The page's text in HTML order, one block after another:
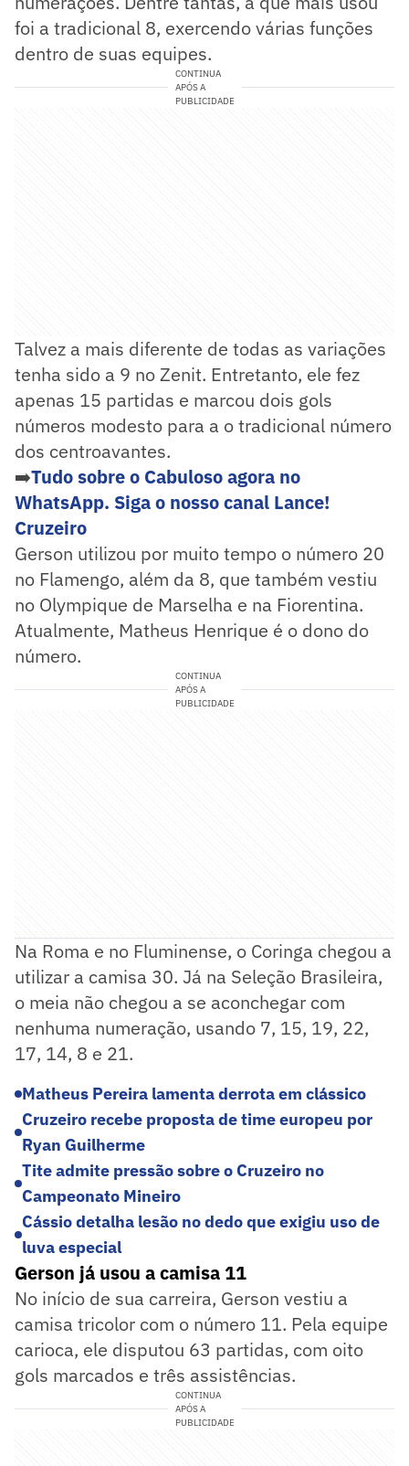
foi a tradicional 8, exercendo várias funções
dentro de suas equipes.
CONTINUA
APÓS A
PUBLICIDADE
Talvez a mais diferente de todas as variações
tenha sido a 9 no Zenit. Entretanto, ele fez
apenas 15 partidas e marcou dois gols
números modesto para a o tradicional número
dos centroavantes.
➡️Tudo sobre o Cabuloso agora no
WhatsApp. Siga o nosso canal Lance!
Cruzeiro
Gerson utilizou por muito tempo o número 20
no Flamengo, além da 8, que também vestiu
no Olympique de Marselha e na Fiorentina.
Atualmente, Matheus Henrique é o dono do
número.
CONTINUA
APÓS A
PUBLICIDADE
Na Roma e no Fluminense, o Coringa chegou a
utilizar a camisa 30. Já na Seleção Brasileira,
o meia não chegou a se aconchegar com
nenhuma numeração, usando 7, 15, 19, 22,
17, 14, 8 e 21.
Matheus Pereira lamenta derrota em clássico
Cruzeiro recebe proposta de time europeu por
Ryan Guilherme
Tite admite pressão sobre o Cruzeiro no
Campeonato Mineiro
Cássio detalha lesão no dedo que exigiu uso de
luva especial
Gerson já usou a camisa 11
No início de sua carreira, Gerson vestiu a
camisa tricolor com o número 11. Pela equipe
carioca, ele disputou 63 partidas, com oito
gols marcados e três assistências.
CONTINUA
APÓS A
PUBLICIDADE